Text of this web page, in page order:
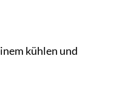
kühlen und